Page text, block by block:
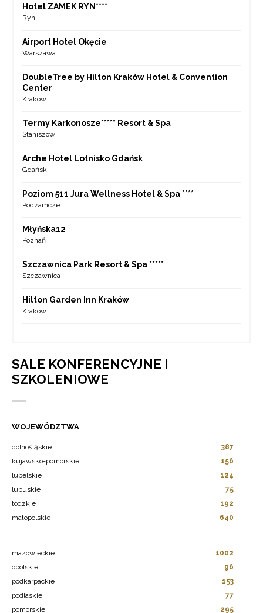
Hotel ZAMEK RYN****
Ryn
Airport Hotel Okęcie
Warszawa
DoubleTree by Hilton Kraków Hotel & Convention
Center
Kraków
Termy Karkonosze***** Resort & Spa
Staniszów
Arche Hotel Lotnisko Gdańsk
Gdańsk
Poziom 511 Jura Wellness Hotel & Spa ****
Podzamcze
Młyńska12
Poznań
Szczawnica Park Resort & Spa *****
Szczawnica
Hilton Garden Inn Kraków
Kraków
SALE KONFERENCYJNE I
SZKOLENIOWE
WOJEWÓDZTWA
dolnośląskie
387
kujawsko-pomorskie
156
lubelskie
124
lubuskie
75
łódzkie
192
małopolskie
640
mazowieckie
1002
opolskie
96
podkarpackie
153
podlaskie
77
pomorskie
295